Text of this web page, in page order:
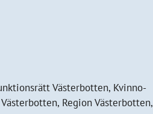
Västerbotten, Kvinno-
Region Västerbotten,